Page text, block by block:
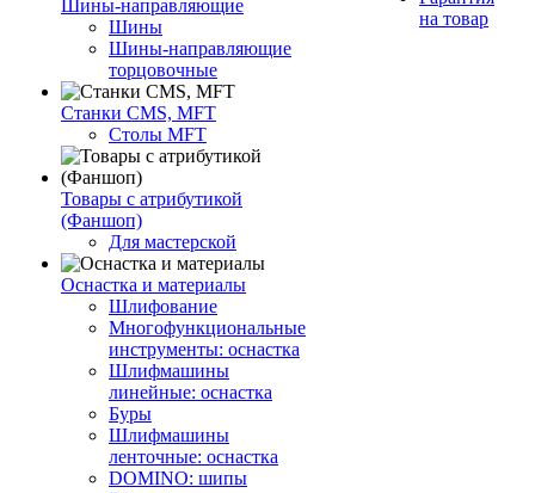
Шины-направляющие
Шины
Шины-направляющие
торцовочные
Станки CMS, MFT
Столы MFT
Товары с атрибутикой
(Фаншоп)
Для мастерской
Оснастка и материалы
Шлифование
Многофункциональные
инструменты: оснастка
Шлифмашины
линейные: оснастка
Буры
Шлифмашины
ленточные: оснастка
DOMINO: шипы
на товар